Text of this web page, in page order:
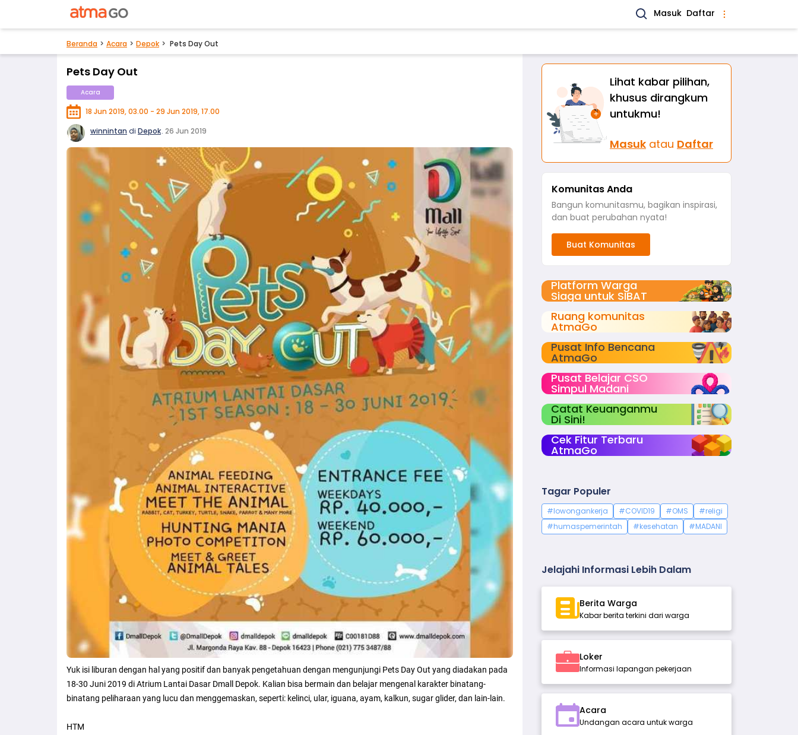
Masuk Daftar
Beranda Acara Depok Pets Day Out
Pets Day Out
Acara
18 Jun 2019, 03.00 - 29 Jun 2019, 17.00
winnintan di Depok. 26 Jun 2019
Yuk isi liburan dengan hal yang positif dan banyak pengetahuan dengan mengunjungi Pets Day Out yang diadakan pada
18-30 Juni 2019 di Atrium Lantai Dasar Dmall Depok. Kalian bisa bermain dan belajar mengenal karakter binatang-
binatang peliharaan yang lucu dan menggemaskan, seperti: kelinci, ular, iguana, ayam, kalkun, sugar glider, dan lain-lain.
HTM
Lihat kabar pilihan,
khusus dirangkum
untukmu!
Masuk atau Daftar
Komunitas Anda
Bangun komunitasmu, bagikan inspirasi,
dan buat perubahan nyata!
Buat Komunitas
Platform Warga
Siaga untuk SIBAT
Ruang komunitas
AtmaGo
Pusat Info Bencana
AtmaGo
Pusat Belajar CSO
Simpul Madani
Catat Keuanganmu
Di Sini!
Cek Fitur Terbaru
AtmaGo
Tagar Populer
#lowongankerja #COVID19 #OMS
#religi
#humaspemerintah
#kesehatan #MADANI
Jelajahi Informasi Lebih Dalam
Berita Warga
Kabar berita terkini dari warga
Loker
Informasi lapangan pekerjaan
Acara
Undangan acara untuk warga